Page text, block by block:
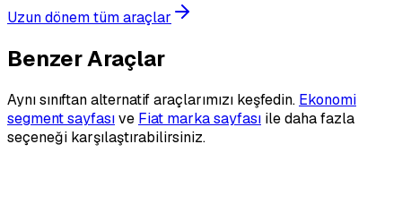
Uzun dönem tüm araçlar
Benzer Araçlar
Aynı sınıftan alternatif araçlarımızı keşfedin. Ekonomi
segment sayfasıve Fiat marka sayfası ile daha fazla
seçeneği karşılaştırabilirsiniz.